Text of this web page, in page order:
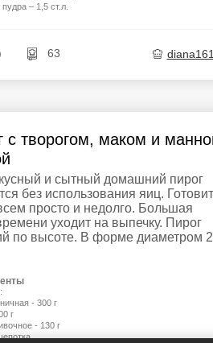
– 1,5 ст.л.
63
с творогом, маком и
и сытный домашний пирог
без использования яиц.
просто и недолго. Большая
уходит на выпечку. Пирог
по высоте. В форме диаметром
- 300 г
г
- 130 г